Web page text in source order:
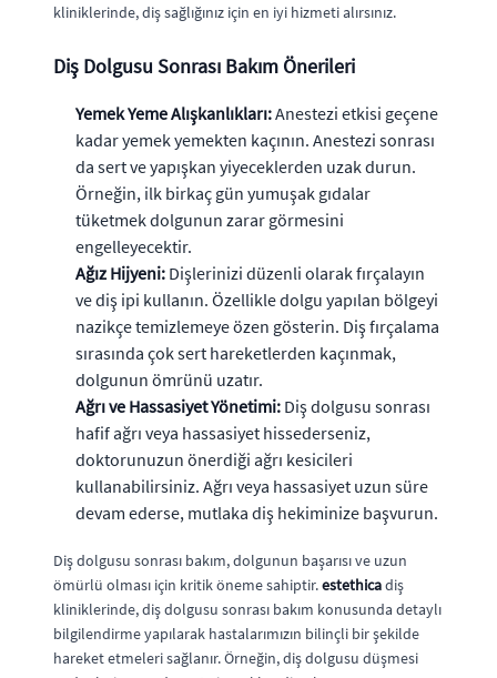
kliniklerinde, diş sağlığınız için en iyi hizmeti alırsınız.
Diş Dolgusu Sonrası Bakım Önerileri
Yemek Yeme Alışkanlıkları:Anestezi etkisi geçene
kadar yemek yemekten kaçının. Anestezi sonrası
da sert ve yapışkan yiyeceklerden uzak durun.
Örneğin, ilk birkaç gün yumuşak gıdalar
tüketmek dolgunun zarar görmesini
engelleyecektir.
Ağız Hijyeni: Dişlerinizi düzenli olarak fırçalayın
ve diş ipi kullanın. Özellikle dolgu yapılan bölgeyi
nazikçe temizlemeye özen gösterin. Diş fırçalama
sırasında çok sert hareketlerden kaçınmak,
dolgunun ömrünü uzatır.
Ağrı ve Hassasiyet Yönetimi: Diş dolgusu sonrası
hafif ağrı veya hassasiyet hissederseniz,
doktorunuzun önerdiği ağrı kesicileri
kullanabilirsiniz. Ağrı veya hassasiyet uzun süre
devam ederse, mutlaka diş hekiminize başvurun.
Diş dolgusu sonrası bakım, dolgunun başarısı ve uzun
ömürlü olması için kritik öneme sahiptir.estethicadiş
kliniklerinde, diş dolgusu sonrası bakım konusunda detaylı
bilgilendirme yapılarak hastalarımızın bilinçli bir şekilde
hareket etmeleri sağlanır. Örneğin, diş dolgusu düşmesi